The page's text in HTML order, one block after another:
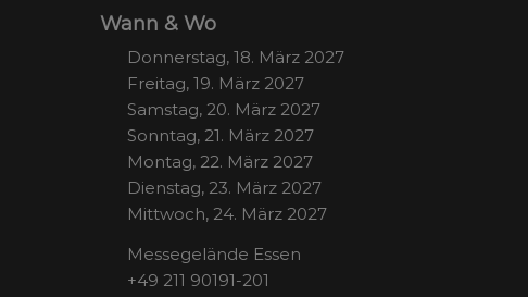
Wann & Wo
Donnerstag, 18. März 2027
Freitag, 19. März 2027
Samstag, 20. März 2027
Sonntag, 21. März 2027
Montag, 22. März 2027
Dienstag, 23. März 2027
Mittwoch, 24. März 2027
Messegelände Essen
+49 211 90191-201